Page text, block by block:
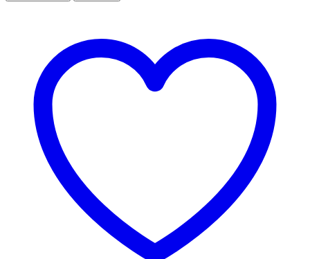
กิโลกรัม
ชิ้น